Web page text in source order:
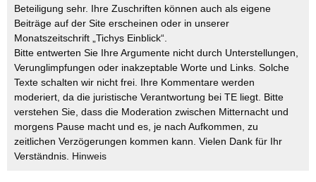
Beteiligung sehr. Ihre Zuschriften können auch als eigene
Beiträge auf der Site erscheinen oder in unserer
Monatszeitschrift „Tichys Einblick“.
Bitte entwerten Sie Ihre Argumente nicht durch Unterstellungen,
Verunglimpfungen oder inakzeptable Worte und Links. Solche
Texte schalten wir nicht frei. Ihre Kommentare werden
moderiert, da die juristische Verantwortung bei TE liegt. Bitte
verstehen Sie, dass die Moderation zwischen Mitternacht und
morgens Pause macht und es, je nach Aufkommen, zu
zeitlichen Verzögerungen kommen kann. Vielen Dank für Ihr
Verständnis. Hinweis